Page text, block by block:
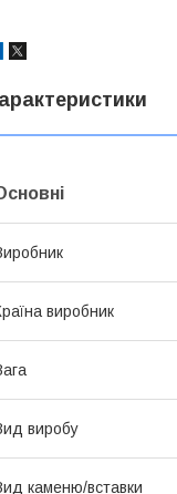
виробник
виробу
каменю/вставки